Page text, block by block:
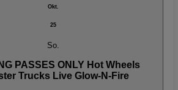
Okt.
25
So.
PASSES ONLY Hot Wheels
Trucks Live Glow-N-Fire